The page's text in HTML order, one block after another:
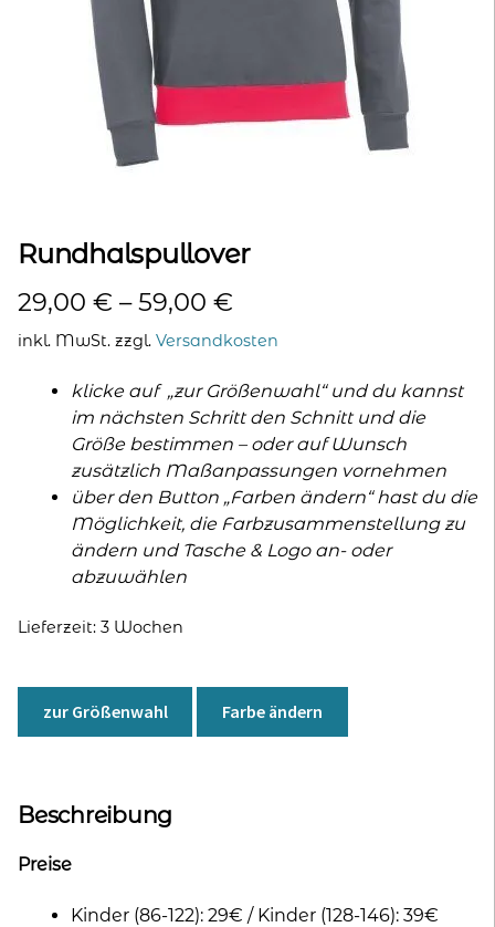
Rundhalspullover
29,00 € –59,00 €
inkl. MwSt. zzgl. Versandkosten
klicke auf „zur Größenwahl“ und du kannst
im nächsten Schritt den Schnitt und die
Größe bestimmen – oder auf Wunsch
zusätzlich Maßanpassungen vornehmen
über den Button „Farben ändern“ hast du die
Möglichkeit, die Farbzusammenstellung zu
ändern und Tasche & Logo an- oder
abzuwählen
Lieferzeit: 3 Wochen
zur Größenwahl Farbe ändern
Beschreibung
Preise
Kinder (86-122): 29€ / Kinder (128-146): 39€